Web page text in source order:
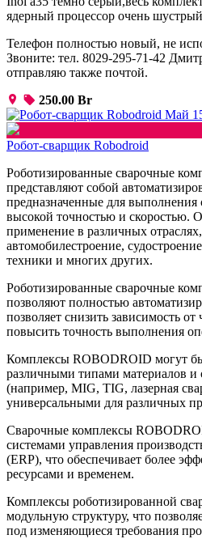
ядерный процессор очень
Телефон полностью новый, не
Звоните: тел. 8029-295-71-42
отправляю также почтой.
250.00 Br
Май
Робот-сварщик Robodroid
Роботизированные сварочные
представляют собой
предназначенные для
высокой точностью и скоростью.
применение в различных
автомобилестроение,
техники и многих других.
Роботизированные сварочные
позволяют полностью
позволяет снизить зависимость от
повысить точность выполнения
Комплексы ROBODROID могут
различными типами материалов и
(например, MIG, TIG, лазерная
универсальными для различных
Сварочные комплексы
системами управления
(ERP), что обеспечивает более
ресурсами и временем.
Комплексы роботизированной
модульную структуру, что
под изменяющиеся требования